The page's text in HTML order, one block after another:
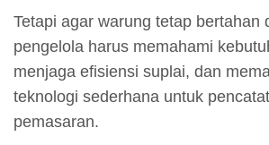
Tetapi agar warung tetap bertahan
pengelola harus memahami
menjaga efisiensi suplai, dan
teknologi sederhana untuk
pemasaran.